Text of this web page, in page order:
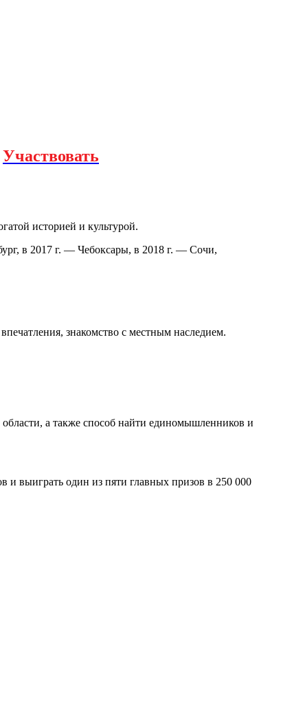
Участвовать
историей и культурой.
в 2017 г. — Чебоксары, в 2018 г. — Сочи,
знакомство с местным наследием.
а также способ найти единомышленников и
и выиграть один из пяти главных призов в 250 000